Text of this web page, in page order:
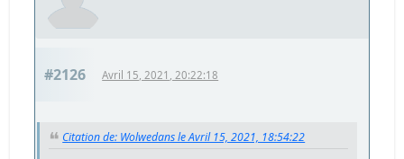
#2126 Avril 15, 2021, 20:22:18
Citation de: Wolwedans le Avril 15, 2021, 18:54:22